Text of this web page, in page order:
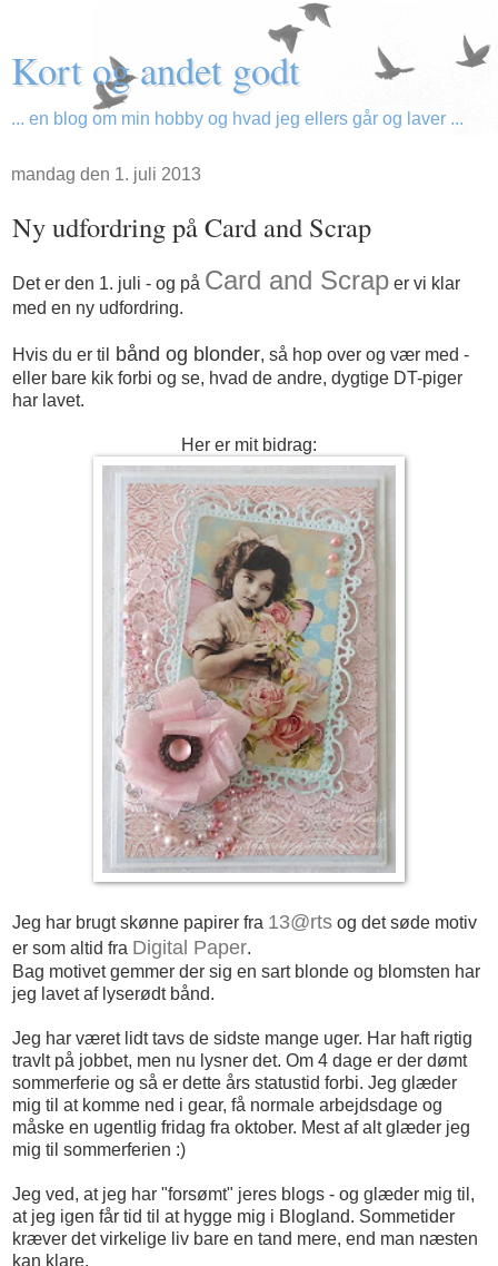
Kort og andet godt
... en blog om min hobby og hvad jeg ellers går og laver ...
mandag den 1. juli 2013
Ny udfordring på Card and Scrap
Det er den 1. juli - og på Card and Scrap er vi klar
med en ny udfordring.
Hvis du er til bånd og blonder, så hop over og vær med -
eller bare kik forbi og se, hvad de andre, dygtige DT-piger
har lavet.
Her er mit bidrag:
Jeg har brugt skønne papirer fra 13@rts og det søde motiv
er som altid fra Digital Paper.
Bag motivet gemmer der sig en sart blonde og blomsten har
jeg lavet af lyserødt bånd.
Jeg har været lidt tavs de sidste mange uger. Har haft rigtig
travlt på jobbet, men nu lysner det. Om 4 dage er der dømt
sommerferie og så er dette års statustid forbi. Jeg glæder
mig til at komme ned i gear, få normale arbejdsdage og
måske en ugentlig fridag fra oktober. Mest af alt glæder jeg
mig til sommerferien :)
Jeg ved, at jeg har "forsømt" jeres blogs - og glæder mig til,
at jeg igen får tid til at hygge mig i Blogland. Sommetider
kræver det virkelige liv bare en tand mere, end man næsten
kan klare.